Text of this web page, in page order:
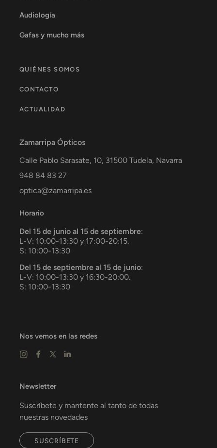
Audiología
Gafas y mucho más
QUIÉNES SOMOS
CONTACTO
ACTUALIDAD
Zamarripa Ópticos
Calle Pablo Sarasate, 10, 31500 Tudela, Navarra
948 84 83 27
optica@zamarripa.es
Horario
Del 15 de junio al 15 de septiembre:
L-V: 10:00-13:30 y 17:00-20:15.
S: 10:00-13:30
Del 15 de septiembre al 15 de junio:
L-V: 10:00-13:30 y 16:30-20:00.
S: 10:00-13:30
Nos vemos en las redes
Newsletter
Suscríbete y mantente al tanto de todas
nuestras novedades
SUSCRÍBETE